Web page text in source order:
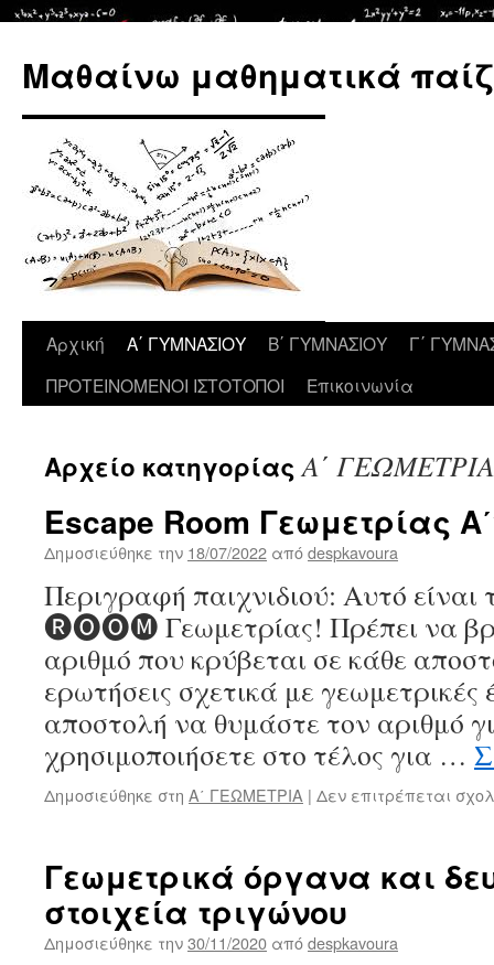
περιεχόμενο
Μαθαίνω μαθηματικά
Αρχική Α΄ ΓΥΜΝΑΣΙΟΥ Β΄ ΓΥΜΝΑΣΙΟΥ
Γ΄
ΠΡΟΤΕΙΝΟΜΕΝΟΙ ΙΣΤΟΤΟΠΟΙ
Επικοινωνία
Αρχείο κατηγορίαςΑ΄ ΓΕΩΜΕΤΡΙΑ
Escape Room Γεωμετρίας
Δημοσιεύθηκε την 18/07/2022 απόdespkavoura
Περιγραφή παιχνιδιού: Αυτό
🅡🅞🅞🅜 Γεωμετρίας! Πρέπει να
αριθμό που κρύβεται σε κάθε
ερωτήσεις σχετικά με γεωμετρικές
αποστολή να θυμάστε τον αριθμό
χρησιμοποιήσετε στο τέλος για …
Δημοσιεύθηκε στη Α΄ ΓΕΩΜΕΤΡΙΑ | Δεν επιτρέπεται
Γεωμετρικά όργανα και
στοιχεία τριγώνου
Δημοσιεύθηκε την30/11/2020 απόdespkavoura